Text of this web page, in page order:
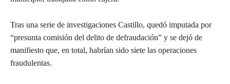
Tras una serie de investigaciones Castillo, quedó imputada por
“presunta comisión del delito de defraudación” y se dejó de
manifiesto que, en total, habrían sido siete las operaciones
fraudulentas.